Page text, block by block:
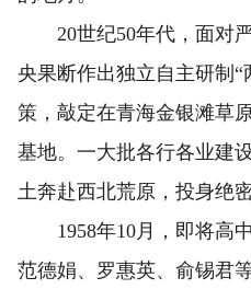
20世纪50年代，面对严
央果断作出独立自主研制
策，敲定在青海金银滩草
基地。一大批各行各业建
土奔赴西北荒原，投身绝
1958年10月，即将高中
范德娟、罗惠英、俞锡君